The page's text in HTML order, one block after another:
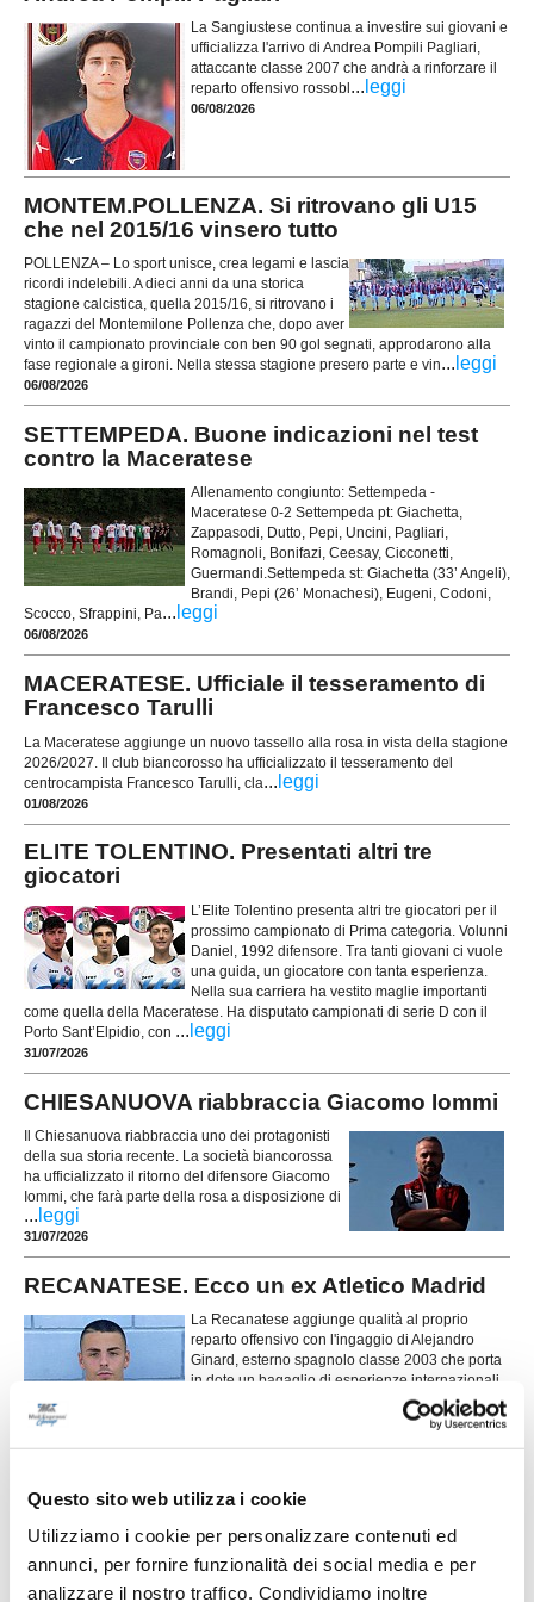
Questo sito web utilizza i cookie
Utilizziamo i cookie per personalizzare contenuti ed
annunci, per fornire funzionalità dei social media e per
analizzare il nostro traffico. Condividiamo inoltre
La Sangiustese continua a investire sui giovani e
ufficializza l'arrivo di Andrea Pompili Pagliari,
attaccante classe 2007 che andrà a rinforzare il
reparto offensivo rossobl ... leggi
06/08/2026
MONTEM.POLLENZA. Si ritrovano gli U15
che nel 2015/16 vinsero tutto
POLLENZA – Lo sport unisce, crea legami e lascia
ricordi indelebili. A dieci anni da una storica
stagione calcistica, quella 2015/16, si ritrovano i
ragazzi del Montemilone Pollenza che, dopo aver
vinto il campionato provinciale con ben 90 gol segnati, approdarono alla
fase regionale a gironi. Nella stessa stagione presero parte e vin... leggi
06/08/2026
SETTEMPEDA. Buone indicazioni nel test
contro la Maceratese
Allenamento congiunto: Settempeda -
Maceratese 0-2 Settempeda pt: Giachetta,
Zappasodi, Dutto, Pepi, Uncini, Pagliari,
Romagnoli, Bonifazi, Ceesay, Cicconetti,
Guermandi.Settempeda st: Giachetta (33’ Angeli),
Brandi, Pepi (26’ Monachesi), Eugeni, Codoni,
Scocco, Sfrappini, Pa... leggi
06/08/2026
MACERATESE. Ufficiale il tesseramento di
Francesco Tarulli
La Maceratese aggiunge un nuovo tassello alla rosa in vista della stagione
2026/2027. Il club biancorosso ha ufficializzato il tesseramento del
centrocampista Francesco Tarulli, cla... leggi
01/08/2026
ELITE TOLENTINO. Presentati altri tre
giocatori
L’Elite Tolentino presenta altri tre giocatori per il
prossimo campionato di Prima categoria. Volunni
Daniel, 1992 difensore. Tra tanti giovani ci vuole
una guida, un giocatore con tanta esperienza.
Nella sua carriera ha vestito maglie importanti
come quella della Maceratese. Ha disputato campionati di serie D con il
Porto Sant’Elpidio, con ... leggi
31/07/2026
CHIESANUOVA riabbraccia Giacomo Iommi
Il Chiesanuova riabbraccia uno dei protagonisti
della sua storia recente. La società biancorossa
ha ufficializzato il ritorno del difensore Giacomo
Iommi, che farà parte della rosa a disposizione di
... leggi
31/07/2026
RECANATESE. Ecco un ex Atletico Madrid
La Recanatese aggiunge qualità al proprio
reparto offensivo con l'ingaggio di Alejandro
Ginard, esterno spagnolo classe 2003 che porta
in dote un bagaglio di esperienze internazionali
leggi
riparte da Bonifazi
...leggi